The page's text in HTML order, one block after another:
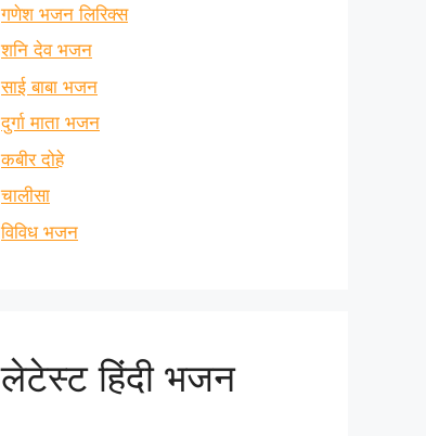
गणेश भजन लिरिक्स
शनि देव भजन
साई बाबा भजन
दुर्गा माता भजन
कबीर दोहे
चालीसा
विविध भजन
लेटेस्ट हिंदी भजन